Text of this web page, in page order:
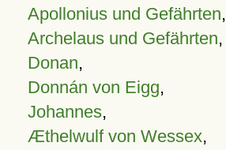
Apollonius und Gefährten,
Archelaus und Gefährten,
Donan,
Donnán von Eigg,
Johannes,
Æthelwulf von Wessex,